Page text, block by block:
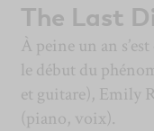
The Last
À peine un an
le début du
et guitare), Emily
(piano, voix).